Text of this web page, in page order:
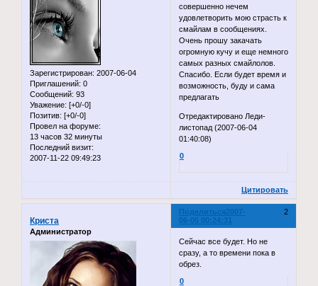
Зарегистрирован: 2007-06-04
Приглашений: 0
Сообщений: 93
Уважение: [+0/-0]
Позитив: [+0/-0]
Провел на форуме:
13 часов 32 минуты
Последний визит:
2007-11-22 09:49:23
совершенно нечем
удовлетворить мою страсть к
смайлам в сообщениях.
Очень прошу закачать
огромную кучу и еще немного
самых разных смайлолов.
Спасибо. Если будет время и
возможность, буду и сама
предлагать
Отредактировано Леди-
листопад (2007-06-04
01:40:08)
0
Цитировать
Поделиться 2
2007-
06-05 00:24:31
Криста
Администратор
Сейчас все будет. Но не
сразу, а то времени пока в
обрез.
0